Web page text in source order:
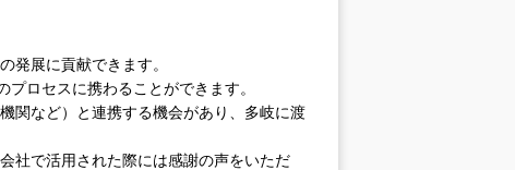
発展に貢献できます。
ロセスに携わることができます。
関など）と連携する機会があり、多岐に渡
社で活用された際には感謝の声をいただ